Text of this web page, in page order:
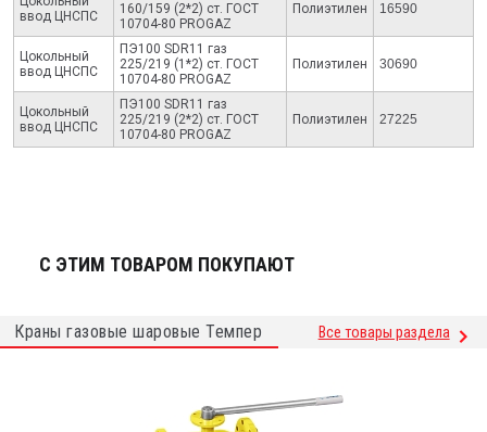
ввод ЦНСПС
160/159 (2*2) ст. ГОСТ
10704-80 PROGAZ
Полиэтилен 16590
Цокольный
ввод ЦНСПС
ПЭ100 SDR11 газ
225/219 (1*2) ст. ГОСТ
10704-80 PROGAZ
Полиэтилен 30690
Цокольный
ввод ЦНСПС
ПЭ100 SDR11 газ
225/219 (2*2) ст. ГОСТ
10704-80 PROGAZ
Полиэтилен 27225
С ЭТИМ ТОВАРОМ ПОКУПАЮТ
Краны газовые шаровые Темпер Все товары раздела